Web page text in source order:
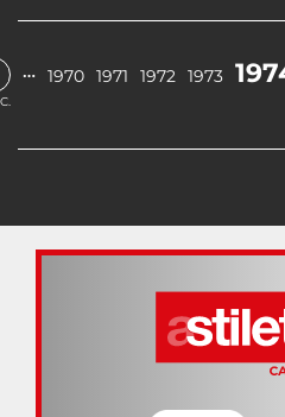
… 1970 1971 1972 1973